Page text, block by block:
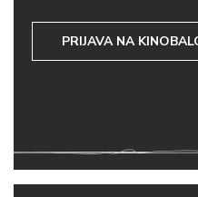
PRIJAVA NA